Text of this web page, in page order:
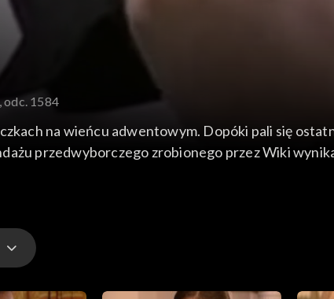
odc. 1584
na wieńcu adwentowym. Dopóki pali się
przedwyborczego zrobionego przez Wiki
o wygranej Śliwińskiego. Zamierza doprowadzić do